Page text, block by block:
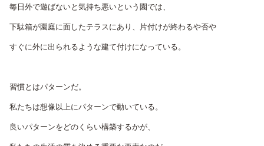
毎日外で遊ばないと気持ち悪いという園では、
下駄箱が園庭に面したテラスにあり、片付けが終わるや否や
すぐに外に出られるような建て付けになっている。
習慣とはパターンだ。
私たちは想像以上にパターンで動いている。
良いパターンをどのくらい構築するかが、